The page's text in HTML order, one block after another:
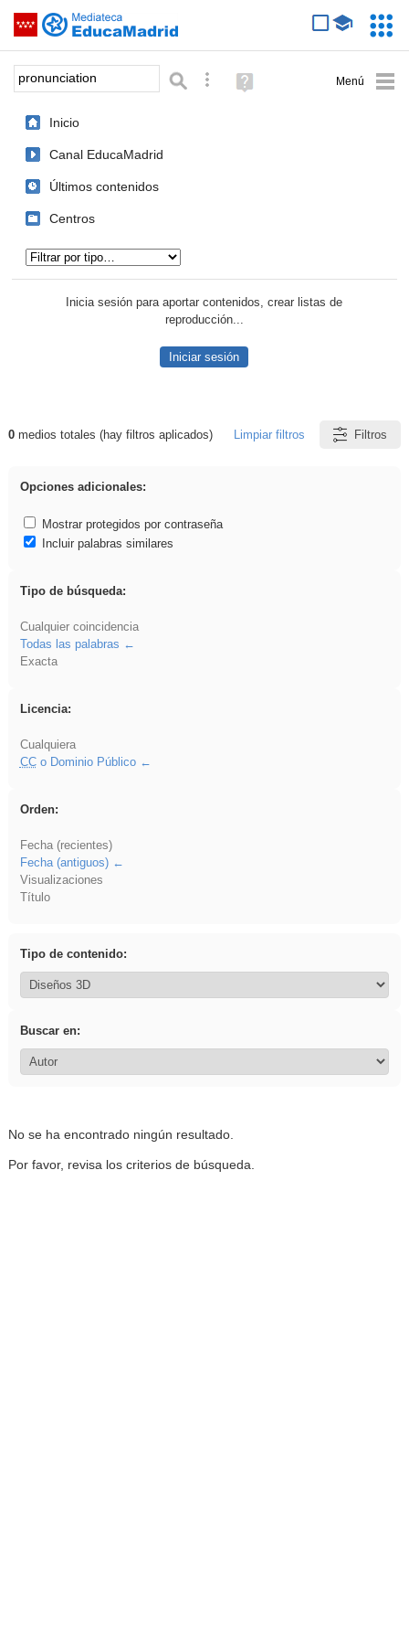
Saltar navegación
Palabra o frase: Búsqueda avanzada
Ayuda
(en
Inicio
Canal EducaMadrid
Últimos contenidos
Centros
Inicia sesión para aportar contenidos, crear listas de
reproducción...
Iniciar sesión
Resultados de: pronunciation
0medios totales (hay filtros aplicados) Limpiar filtros Filtros
Opciones adicionales:
Mostrar protegidos por contraseña
Incluir palabras similares
Tipo de búsqueda:
Cualquier coincidencia
Todas las palabras
Exacta
Licencia:
Cualquiera
CCo Dominio Público
Orden:
Fecha (recientes)
Fecha (antiguos)
Visualizaciones
Título
Tipo de contenido:
Buscar en:
No se ha encontrado ningún resultado.
Por favor, revisa los criterios de búsqueda.